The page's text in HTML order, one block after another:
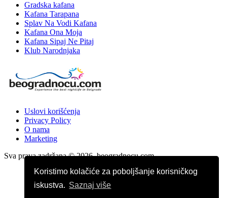
Koristimo kolačiće za poboljšanje korisničkog
iskustva. Saznaj više
Gradska kafana
Kafana Tarapana
Splav Na Vodi Kafana
Kafana Ona Moja
Kafana Sipaj Ne Pitaj
Klub Narodnjaka
Uslovi korišćenja
Privacy Policy
O nama
Marketing
Sva prava zadržana © 2026. beogradnocu.com